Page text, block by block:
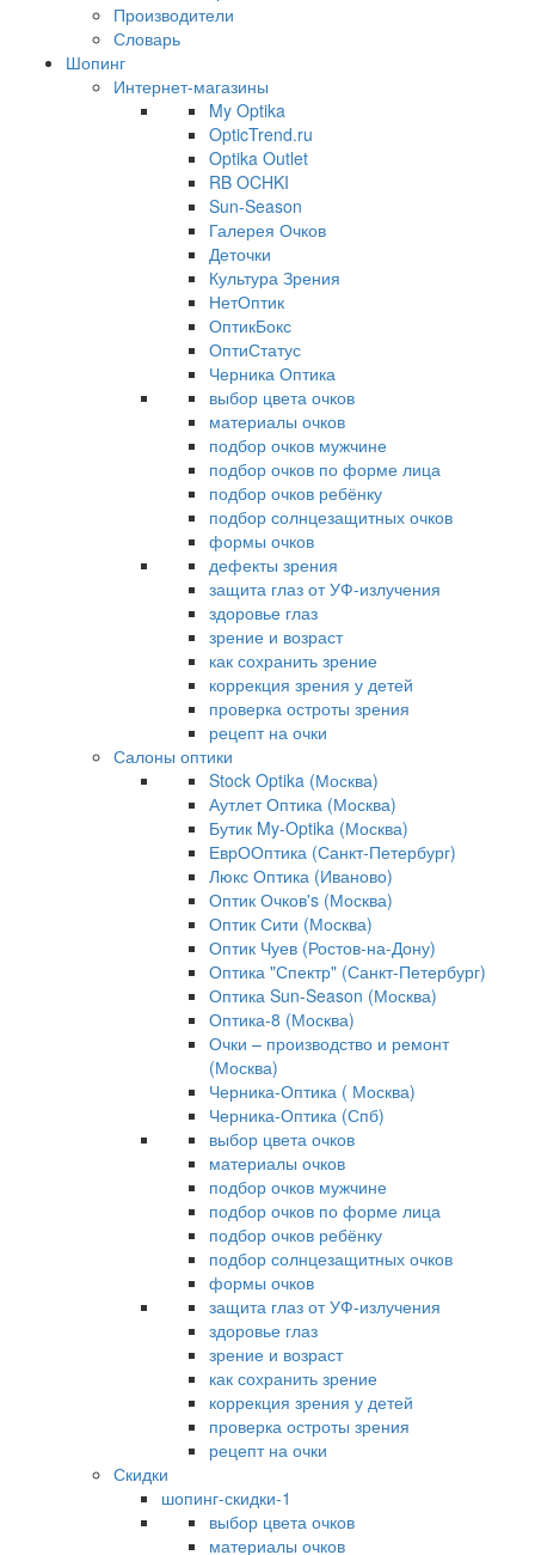
Производители
Словарь
Шопинг
Интернет-магазины
My Optika
OpticTrend.ru
Optika Outlet
RB OCHKI
Sun-Season
Галерея Очков
Деточки
Культура Зрения
НетОптик
ОптикБокс
ОптиСтатус
Черника Оптика
выбор цвета очков
материалы очков
подбор очков мужчине
подбор очков по форме лица
подбор очков ребёнку
подбор солнцезащитных очков
формы очков
дефекты зрения
защита глаз от УФ-излучения
здоровье глаз
зрение и возраст
как сохранить зрение
коррекция зрения у детей
проверка остроты зрения
рецепт на очки
Салоны оптики
Stock Optika (Москва)
Аутлет Оптика (Москва)
Бутик My-Optika (Москва)
ЕврООптика (Санкт-Петербург)
Люкс Оптика (Иваново)
Оптик Очков's (Москва)
Оптик Сити (Москва)
Оптик Чуев (Ростов-на-Дону)
Оптика "Спектр" (Санкт-Петербург)
Оптика Sun-Season (Москва)
Оптика-8 (Москва)
Очки – производство и ремонт
(Москва)
Черника-Оптика ( Москва)
Черника-Оптика (Спб)
выбор цвета очков
материалы очков
подбор очков мужчине
подбор очков по форме лица
подбор очков ребёнку
подбор солнцезащитных очков
формы очков
защита глаз от УФ-излучения
здоровье глаз
зрение и возраст
как сохранить зрение
коррекция зрения у детей
проверка остроты зрения
рецепт на очки
Скидки
шопинг-скидки-1
выбор цвета очков
материалы очков